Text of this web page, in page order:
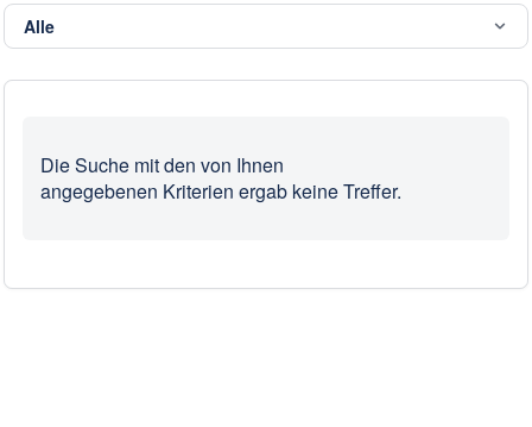
Die Suche mit den von Ihnen
angegebenen Kriterien ergab keine Treffer.